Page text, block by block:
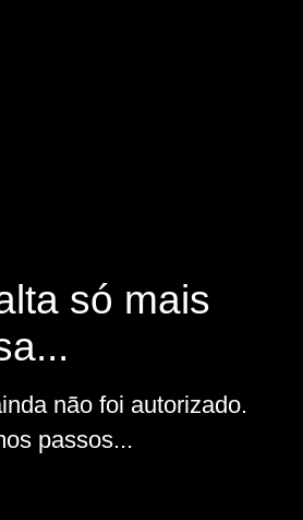
só mais
não foi autorizado.
passos...